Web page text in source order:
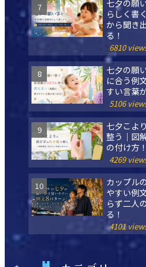
七夕の願
らしく書
から聞き
る！
6810
七夕の願
に合う例
すい言葉
5106
七夕こよ
整う｜図
の付け方！
4269
カップル
やすい例
らず二人
る！
4101